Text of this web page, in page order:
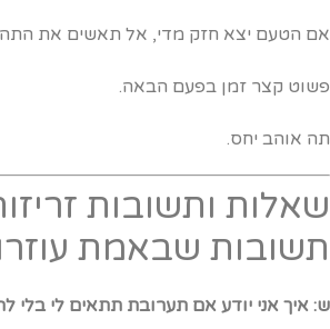
הטעם יצא חזק מדי, אל תאשים את התה.
קצר זמן בפעם הבאה.
אוהב יחס.
ותשובות
שבאמת
איך אני יודע אם תערובת תתאים לי בלי